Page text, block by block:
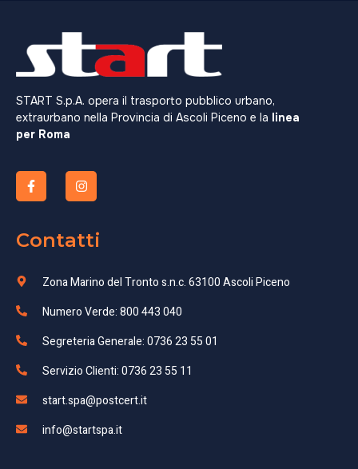
START S.p.A. opera il trasporto pubblico urbano,
extraurbano nella Provincia di Ascoli Piceno e la linea
per Roma
Contatti
Zona Marino del Tronto s.n.c. 63100 Ascoli Piceno
Numero Verde: 800 443 040
Segreteria Generale: 0736 23 55 01
Servizio Clienti: 0736 23 55 11
start.spa@postcert.it
info@startspa.it